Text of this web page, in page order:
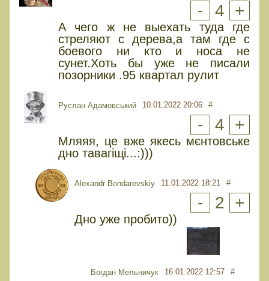
- 4 +
А чего ж не выехать туда где
стреляют с дерева,а там где с
боевого ни кто и носа не
сунет.Хоть бы уже не писали
позорники .95 квартал рулит
Руслан Адамовський 10.01.2022 20:06 #
- 4 +
Мляяя, це вже якесь мєнтовське
дно тавагіщі...:)))
Alexandr Bondarevskiy 11.01.2022 18:21 #
- 2 +
Дно уже пробито))
Богдан Мельничук 16.01.2022 12:57 #